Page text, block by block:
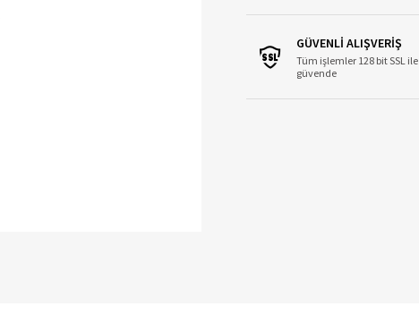
GÜVENLİ ALIŞVERİŞ
Tüm işlemler 128 bit SSL ile
güvende